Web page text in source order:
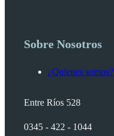
Sobre Nosotros
¿Quienes somos?
Entre Ríos 528
0345 - 422 - 1044